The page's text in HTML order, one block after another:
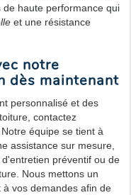
haute performance qui
et une résistance
notre
dès maintenant
personnalisé et des
contactez
équipe se tient à
assistance sur mesure,
préventif ou de
Nous mettons un
vos demandes afin de